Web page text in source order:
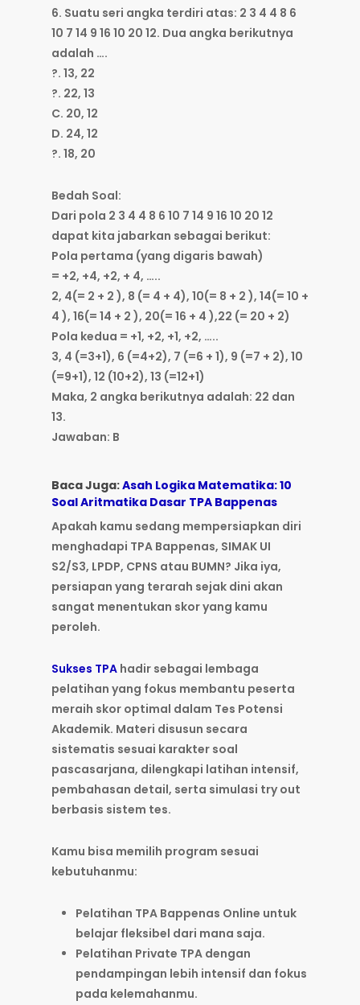
6. Suatu seri angka terdiri atas: 2 3 4 4 8 6
10 7 14 9 16 10 20 12. Dua angka berikutnya
adalah ….
?. 13, 22
?. 22, 13
C. 20, 12
D. 24, 12
?. 18, 20
Bedah Soal:
Dari pola 2 3 4 4 8 6 10 7 14 9 16 10 20 12
dapat kita jabarkan sebagai berikut:
Pola pertama (yang digaris bawah)
= +2, +4, +2, + 4, …..
2, 4(= 2 + 2 ), 8 (= 4 + 4), 10(= 8 + 2 ), 14(= 10 +
4 ), 16(= 14 + 2 ), 20(= 16 + 4 ),22 (= 20 + 2)
Pola kedua = +1, +2, +1, +2, …..
3, 4 (=3+1), 6 (=4+2), 7 (=6 + 1), 9 (=7 + 2), 10
(=9+1), 12 (10+2), 13 (=12+1)
Maka, 2 angka berikutnya adalah: 22 dan
13.
Jawaban: B
Baca Juga:Asah Logika Matematika: 10
Soal Aritmatika Dasar TPA Bappenas
Apakah kamu sedang mempersiapkan diri
menghadapi TPA Bappenas, SIMAK UI
S2/S3, LPDP, CPNS atau BUMN? Jika iya,
persiapan yang terarah sejak dini akan
sangat menentukan skor yang kamu
peroleh.
Sukses TPA hadir sebagai lembaga
pelatihan yang fokus membantu peserta
meraih skor optimal dalam Tes Potensi
Akademik. Materi disusun secara
sistematis sesuai karakter soal
pascasarjana, dilengkapi latihan intensif,
pembahasan detail, serta simulasi try out
berbasis sistem tes.
Kamu bisa memilih program sesuai
kebutuhanmu:
Pelatihan TPA Bappenas Online untuk
belajar fleksibel dari mana saja.
Pelatihan Private TPA dengan
pendampingan lebih intensif dan fokus
pada kelemahanmu.